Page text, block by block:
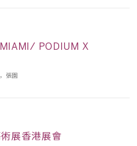
PODIUM X
張園
展香港展會